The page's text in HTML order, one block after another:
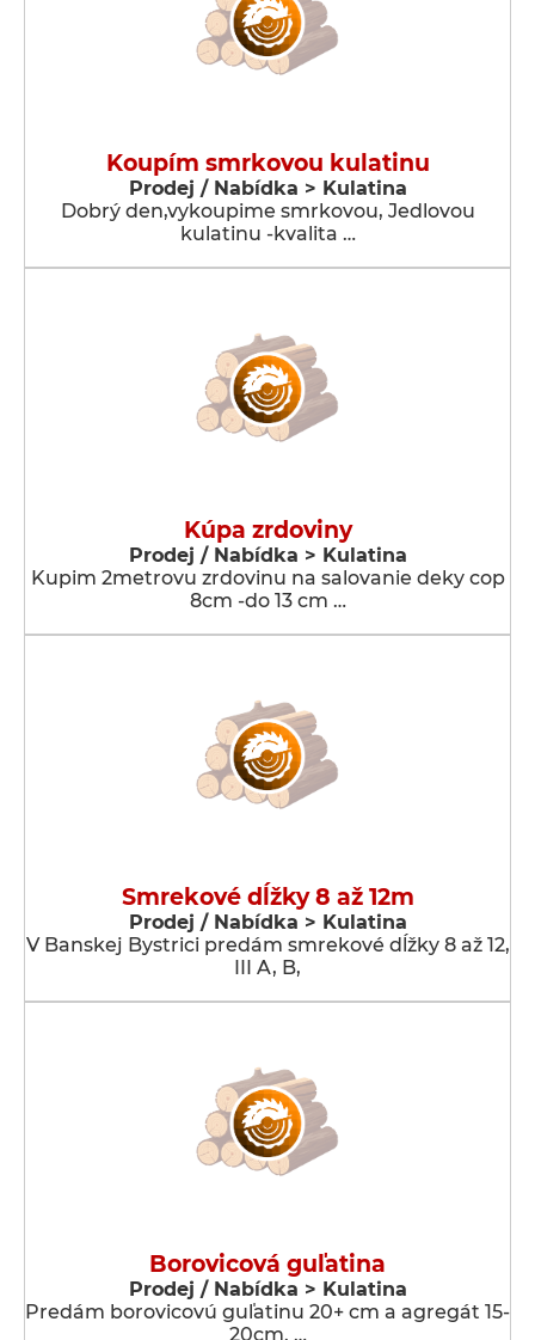
Koupím smrkovou kulatinu
Prodej / Nabídka > Kulatina
Dobrý den,vykoupime smrkovou, Jedlovou
kulatinu -kvalita …
Kúpa zrdoviny
Prodej / Nabídka > Kulatina
Kupim 2metrovu zrdovinu na salovanie deky cop
8cm -do 13 cm …
Smrekové dĺžky 8 až 12m
Prodej / Nabídka > Kulatina
V Banskej Bystrici predám smrekové dĺžky 8 až 12,
III A, B,
Borovicová guľatina
Prodej / Nabídka > Kulatina
Predám borovicovú guľatinu 20+ cm a agregát 15-
20cm. …